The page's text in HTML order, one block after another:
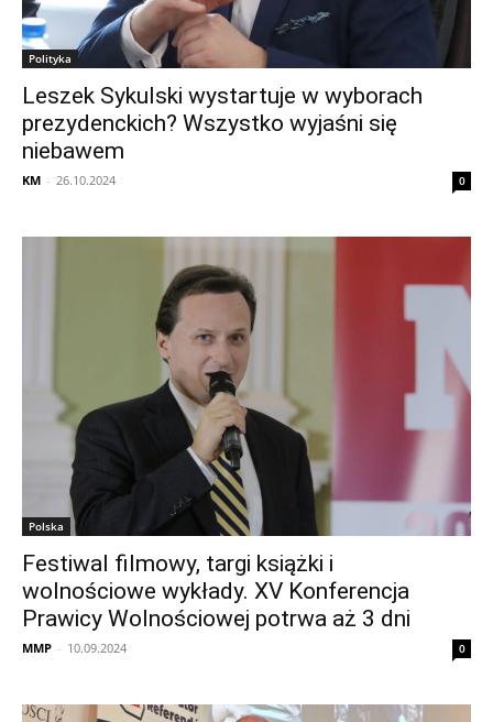
Polityka
Leszek Sykulski wystartuje w wyborach
prezydenckich? Wszystko wyjaśni się
niebawem
KM - 26.10.2024 0
Polska
Festiwal filmowy, targi książki i
wolnościowe wykłady. XV Konferencja
Prawicy Wolnościowej potrwa aż 3 dni
MMP - 10.09.2024 0